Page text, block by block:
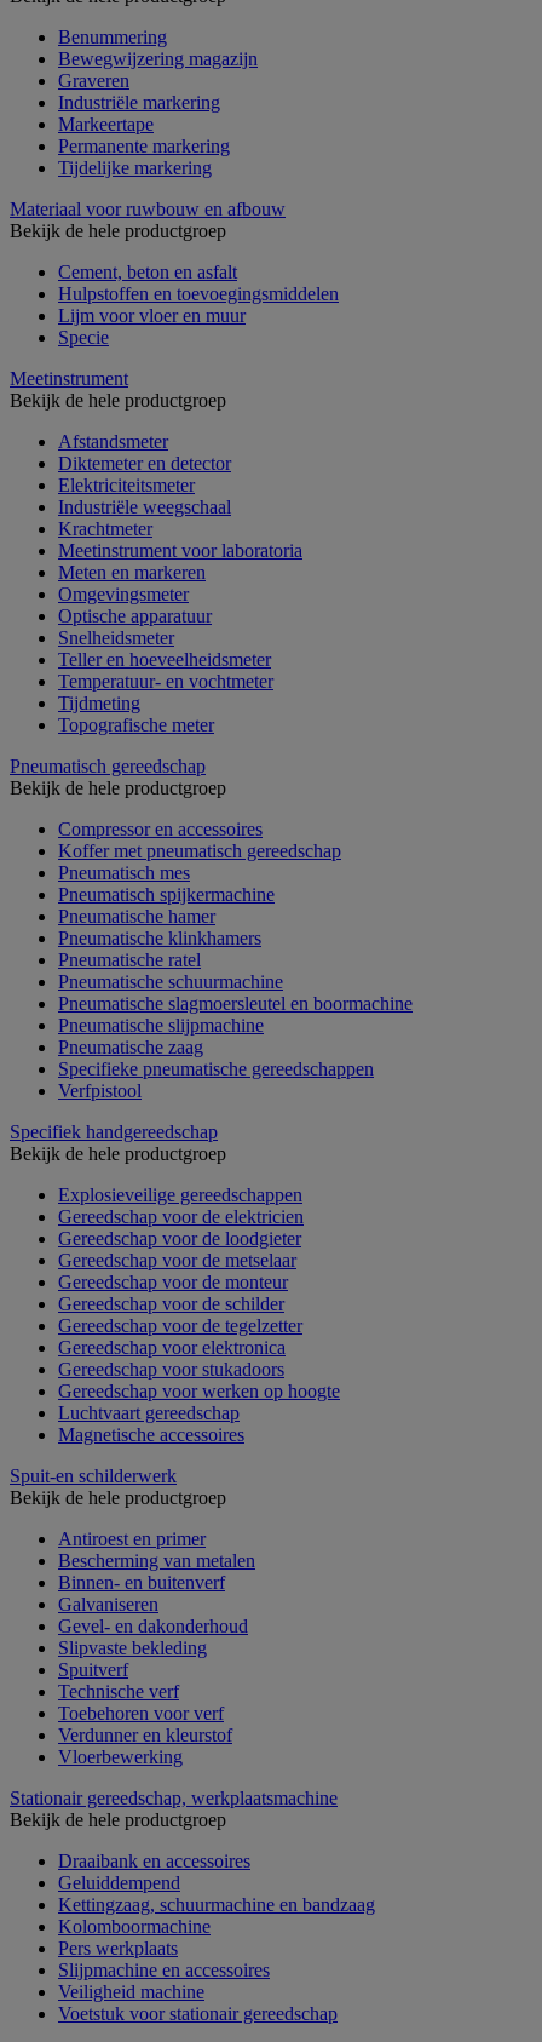
Benummering
Bewegwijzering magazijn
Graveren
Industriële markering
Markeertape
Permanente markering
Tijdelijke markering
Materiaal voor ruwbouw en afbouw
Bekijk de hele productgroep
Cement, beton en asfalt
Hulpstoffen en toevoegingsmiddelen
Lijm voor vloer en muur
Specie
Meetinstrument
Bekijk de hele productgroep
Afstandsmeter
Diktemeter en detector
Elektriciteitsmeter
Industriële weegschaal
Krachtmeter
Meetinstrument voor laboratoria
Meten en markeren
Omgevingsmeter
Optische apparatuur
Snelheidsmeter
Teller en hoeveelheidsmeter
Temperatuur- en vochtmeter
Tijdmeting
Topografische meter
Pneumatisch gereedschap
Bekijk de hele productgroep
Compressor en accessoires
Koffer met pneumatisch gereedschap
Pneumatisch mes
Pneumatisch spijkermachine
Pneumatische hamer
Pneumatische klinkhamers
Pneumatische ratel
Pneumatische schuurmachine
Pneumatische slagmoersleutel en boormachine
Pneumatische slijpmachine
Pneumatische zaag
Specifieke pneumatische gereedschappen
Verfpistool
Specifiek handgereedschap
Bekijk de hele productgroep
Explosieveilige gereedschappen
Gereedschap voor de elektricien
Gereedschap voor de loodgieter
Gereedschap voor de metselaar
Gereedschap voor de monteur
Gereedschap voor de schilder
Gereedschap voor de tegelzetter
Gereedschap voor elektronica
Gereedschap voor stukadoors
Gereedschap voor werken op hoogte
Luchtvaart gereedschap
Magnetische accessoires
Spuit-en schilderwerk
Bekijk de hele productgroep
Antiroest en primer
Bescherming van metalen
Binnen- en buitenverf
Galvaniseren
Gevel- en dakonderhoud
Slipvaste bekleding
Spuitverf
Technische verf
Toebehoren voor verf
Verdunner en kleurstof
Vloerbewerking
Stationair gereedschap, werkplaatsmachine
Bekijk de hele productgroep
Draaibank en accessoires
Geluiddempend
Kettingzaag, schuurmachine en bandzaag
Kolomboormachine
Pers werkplaats
Slijpmachine en accessoires
Veiligheid machine
Voetstuk voor stationair gereedschap